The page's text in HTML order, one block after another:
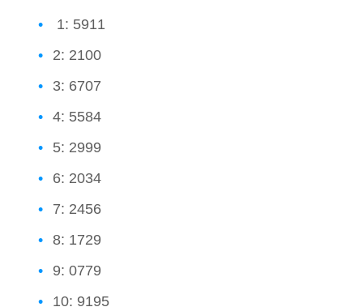
1: 5911
2: 2100
3: 6707
4: 5584
5: 2999
6: 2034
7: 2456
8: 1729
9: 0779
10: 9195